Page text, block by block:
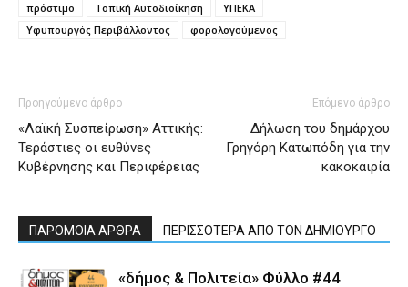
πρόστιμο
Τοπική Αυτοδιοίκηση
ΥΠΕΚΑ
Υφυπουργός Περιβάλλοντος
φορολογούμενος
Προηγούμενο άρθρο
«Λαϊκή Συσπείρωση» Αττικής:
Τεράστιες οι ευθύνες
Κυβέρνησης και Περιφέρειας
Επόμενο άρθρο
Δήλωση του δημάρχου
Γρηγόρη Κατωπόδη για την
κακοκαιρία
ΠΑΡΟΜΟΙΑ ΑΡΘΡΑ ΠΕΡΙΣΣΟΤΕΡΑ ΑΠΟ ΤΟΝ ΔΗΜΙΟΥΡΓΟ
«δήμος & Πολιτεία» Φύλλο #44